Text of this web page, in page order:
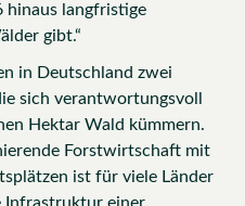
hinaus langfristige
gibt.“
in Deutschland zwei
sich verantwortungsvoll
Hektar Wald kümmern.
Forstwirtschaft mit
ist für viele Länder